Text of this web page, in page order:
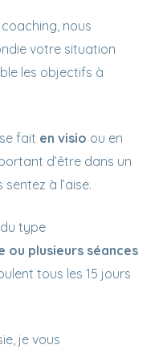
nous
votre situation
les objectifs à
fait en visio ou en
d’être dans un
à l’aise.
type
ou plusieurs séances
tous les 15 jours
je vous